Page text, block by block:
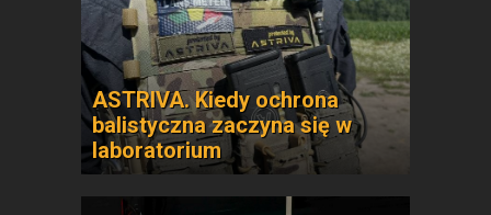
ASTRIVA. Kiedy ochrona
balistyczna zaczyna się w
laboratorium